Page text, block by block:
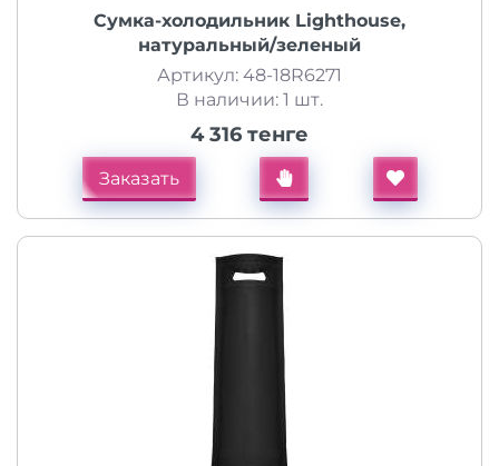
Сумка-холодильник Lighthouse,
натуральный/зеленый
Артикул: 48-18R6271
В наличии: 1 шт.
4 316 тенге
Заказать